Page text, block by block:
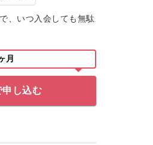
、いつ入会しても無駄
月
申し込む